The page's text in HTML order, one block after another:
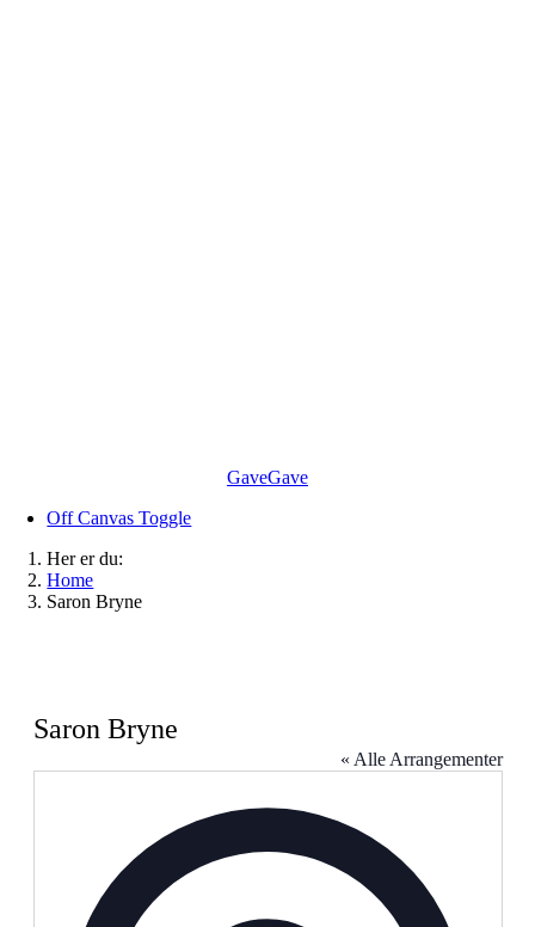
GaveGave
Off Canvas Toggle
Her er du:
Home
Saron Bryne
Saron Bryne
« Alle Arrangementer